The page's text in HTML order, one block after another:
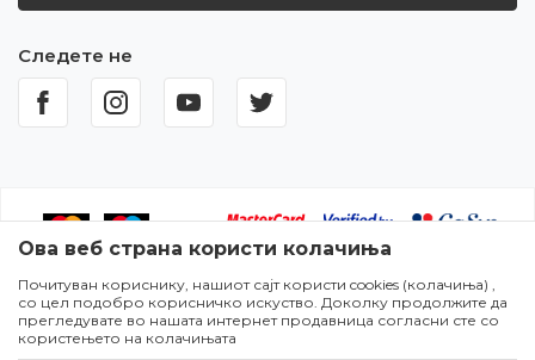
Следете не
Настојуваме да бидеме што попрецизни во описот на
производите,прикажувањето на сликите и самите цени,но не
можеме да гарантираме дека сите информации се комплетни и
без грешки. Сите артикли прикажани на сајтот се дел од нашата
Ова веб страна користи колачиња
Почитуван кориснику, нашиот сајт користи cookies (колачиња) ,
со цел подобро корисничко искуство. Доколку продолжите да
прегледувате во нашата интернет продавница согласни сте со
користењето на колачињата